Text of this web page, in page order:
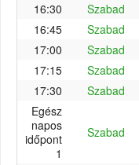
16:30 Szabad
16:45
Szabad
17:00
Szabad
17:15
Szabad
17:30
Szabad
Egész
napos
időpont
1
Szabad